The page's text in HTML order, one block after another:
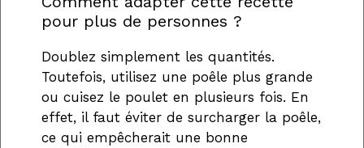
pour plus de personnes ?
Doublez simplement les quantités.
Toutefois, utilisez une poêle plus grande
ou cuisez le poulet en plusieurs fois. En
effet, il faut éviter de surcharger la poêle,
ce qui empêcherait une bonne